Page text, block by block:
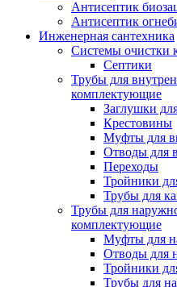
Антисептик
Антисептик
Инженерная сантехника
Системы очистки
Септики
Трубы для
комплектующие
Заглушки
Крестовины
Муфты для
Отводы для
Переходы
Тройники
Трубы для
Трубы для
комплектующие
Муфты для
Отводы для
Тройники
Трубы для